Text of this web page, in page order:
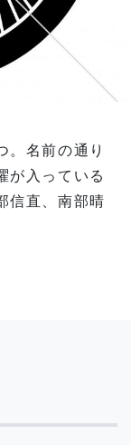
。名前の通り
が入っている
信直、南部晴